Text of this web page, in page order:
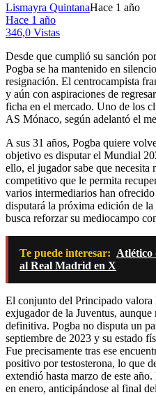
Lismayra QuintanaHace 1 año
Hace 1 año
346,0 Vistas
Desde que cumplió su sanción
Pogba se ha mantenido en
resignación. El centrocampista
y aún con aspiraciones de
ficha en el mercado. Uno de los
AS Mónaco, según adelantó el
A sus 31 años, Pogba quiere
objetivo es disputar el Mundial
ello, el jugador sabe que
competitivo que le permita
varios intermediarios han
disputará la próxima edición de
busca reforzar su mediocampo
Te puede interesar: Atlético
al Real Madrid en X
El conjunto del Principado
exjugador de la Juventus,
definitiva. Pogba no disputa un
septiembre de 2023 y su estado
Fue precisamente tras ese
positivo por testosterona, lo que
extendió hasta marzo de este
en enero, anticipándose al final